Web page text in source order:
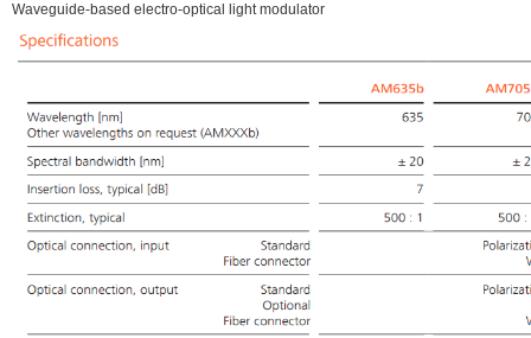
Waveguide-based electro-optical light modulator